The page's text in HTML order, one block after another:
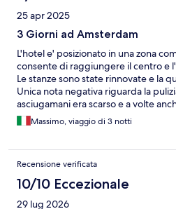
25 apr 2025
3 Giorni ad Amsterdam
L'hotel e' posizionato in una zona
consente di raggiungere il centro e
Le stanze sono state rinnovate e la
Unica nota negativa riguarda la
asciugamani era scarso e a volte
Massimo, viaggio di 3 notti
Recensione verificata
10/10 Eccezionale
29 lug 2026